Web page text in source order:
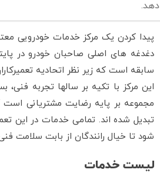
دهد.
پیدا کردن یک مرکز خدمات خودرویی
دغدغه های اصلی صاحبان خودرو در
سابقه است که زیر نظر اتحادیه
این مرکز با تکیه بر سالها تجربه
مجموعه بر پایه رضایت مشتریانی است
تبدیل شده اند. تمامی خدمات در این
شود تا خیال رانندگان از بابت سلامت
لیست خدمات